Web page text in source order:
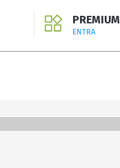
PREMIUM
ENTRA